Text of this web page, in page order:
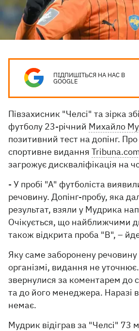
ПІДПИШІТЬСЯ НА НАС В
GOOGLE
Півзахисник "Челсі" та зірка
футболу 23-річний Михайло
позитивний тест на допінг.
спортивне видання
загрожує дискваліфікація на
- У пробі "А" футболіста
речовину. Допінг-пробу, яка
результат, взяли у Мудрика
Очікується, що найближчими
також відкрита проба "B", –
Яку саме заборонену
організмі, видання не
звернулися за коментарем до
та до його менеджера. Наразі
немає.
Мудрик відіграв за "Челсі" 73